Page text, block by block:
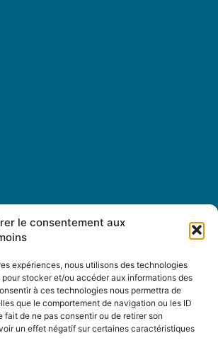
le consentement aux
expériences, nous utilisons des technologies
stocker et/ou accéder aux informations des
à ces technologies nous permettra de
que le comportement de navigation ou les ID
fait de ne pas consentir ou de retirer son
un effet négatif sur certaines caractéristiques